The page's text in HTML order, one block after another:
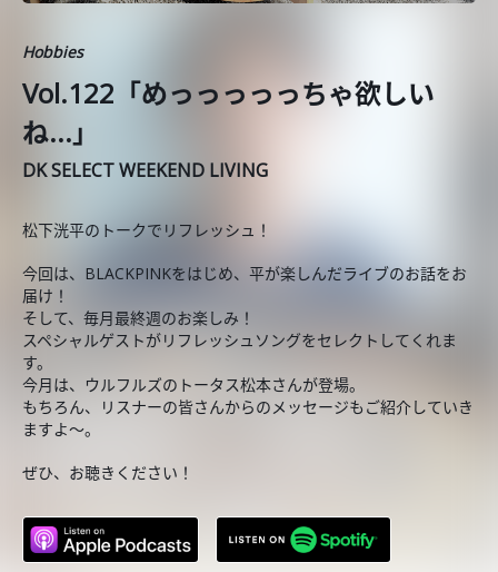
Hobbies
Vol.122「めっっっっっちゃ欲しい
ね...」
DK SELECT WEEKEND LIVING
松下洸平のトークでリフレッシュ！
今回は、BLACKPINKをはじめ、平が楽しんだライブのお話をお
届け！
そして、毎月最終週のお楽しみ！
スペシャルゲストがリフレッシュソングをセレクトしてくれま
す。
今月は、ウルフルズのトータス松本さんが登場。
もちろん、リスナーの皆さんからのメッセージもご紹介していき
ますよ〜。
ぜひ、お聴きください！